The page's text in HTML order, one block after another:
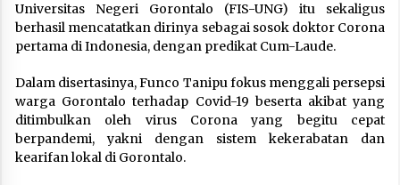
Universitas Negeri Gorontalo (FIS-UNG) itu sekaligus
berhasil mencatatkan dirinya sebagai sosok doktor Corona
pertama di Indonesia, dengan predikat Cum-Laude.
Dalam disertasinya, Funco Tanipu fokus menggali persepsi
warga Gorontalo terhadap Covid-19 beserta akibat yang
ditimbulkan oleh virus Corona yang begitu cepat
berpandemi, yakni dengan sistem kekerabatan dan
kearifan lokal di Gorontalo.